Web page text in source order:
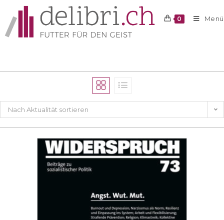
0 Menü
Nach Aktualität sortieren